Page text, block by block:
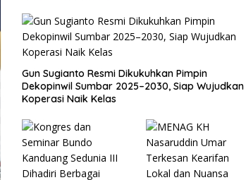
Gun Sugianto Resmi Dikukuhkan Pimpin
Dekopinwil Sumbar 2025–2030, Siap Wujudkan
Koperasi Naik Kelas